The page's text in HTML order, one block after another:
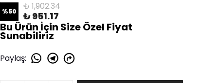
%50 ₺ 1,902.34
₺ 951.17
Bu Ürün İçin Size Özel Fiyat
Sunabiliriz
Paylaş: